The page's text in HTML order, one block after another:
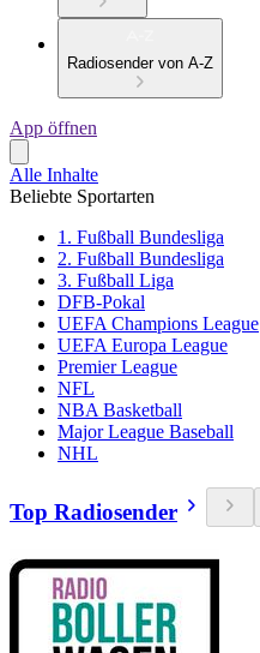
Radiosender von A-Z
App öffnen
Alle Inhalte
Beliebte Sportarten
1. Fußball Bundesliga
2. Fußball Bundesliga
3. Fußball Liga
DFB-Pokal
UEFA Champions League
UEFA Europa League
Premier League
NFL
NBA Basketball
Major League Baseball
NHL
Top Radiosender